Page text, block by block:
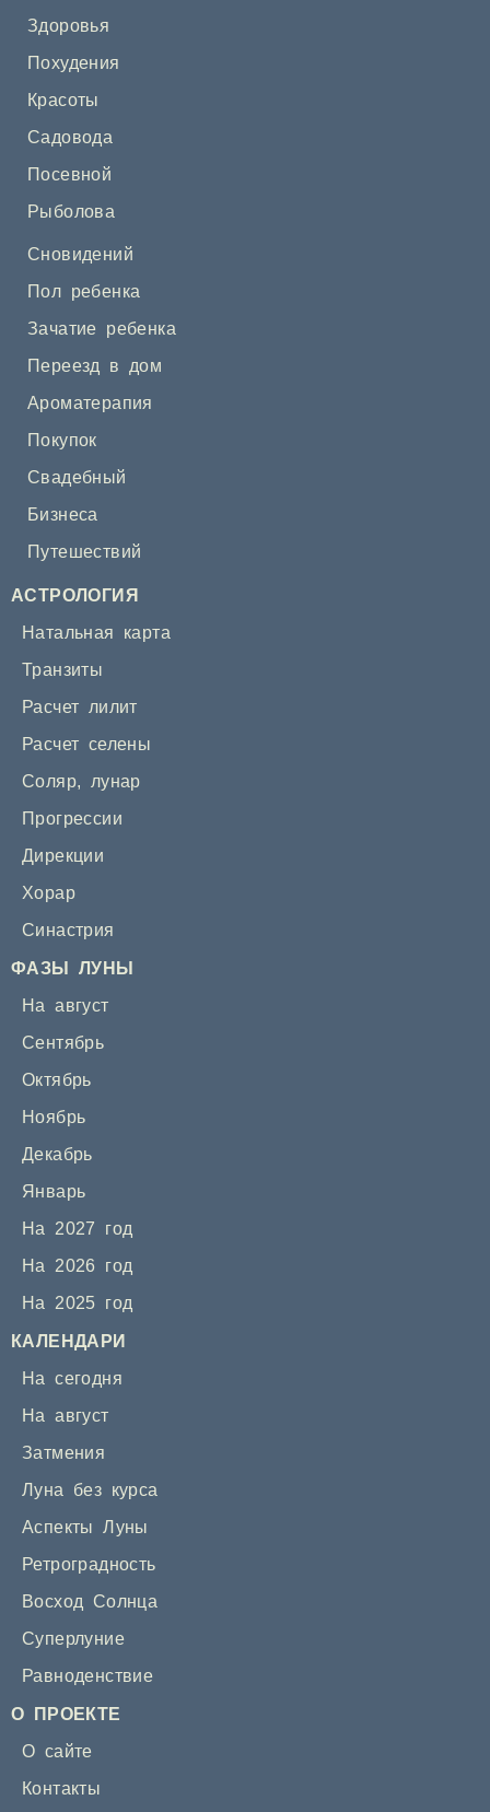
Здоровья
Похудения
Красоты
Садовода
Посевной
Рыболова
Сновидений
Пол ребенка
Зачатие ребенка
Переезд в дом
Ароматерапия
Покупок
Свадебный
Бизнеса
Путешествий
АСТРОЛОГИЯ
Натальная карта
Транзиты
Расчет лилит
Расчет селены
Соляр, лунар
Прогрессии
Дирекции
Хорар
Синастрия
ФАЗЫ ЛУНЫ
На август
Сентябрь
Октябрь
Ноябрь
Декабрь
Январь
На 2027 год
На 2026 год
На 2025 год
КАЛЕНДАРИ
На сегодня
На август
Затмения
Луна без курса
Аспекты Луны
Ретроградность
Восход Солнца
Суперлуние
Равноденствие
О ПРОЕКТЕ
О сайте
Контакты